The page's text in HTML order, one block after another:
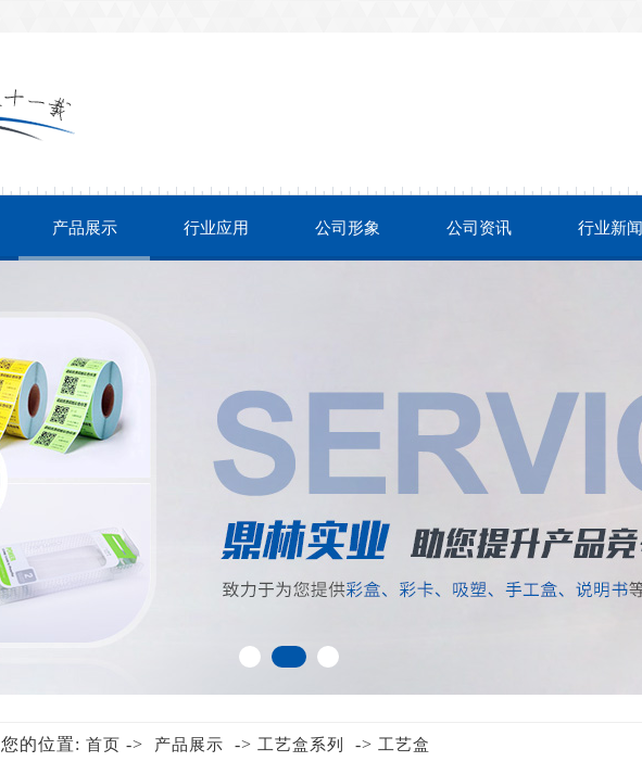
产品展示 行业应用 公司形象 公司资讯 行业新闻
您的位置: 首页 -> 产品展示 -> 工艺盒系列 -> 工艺盒